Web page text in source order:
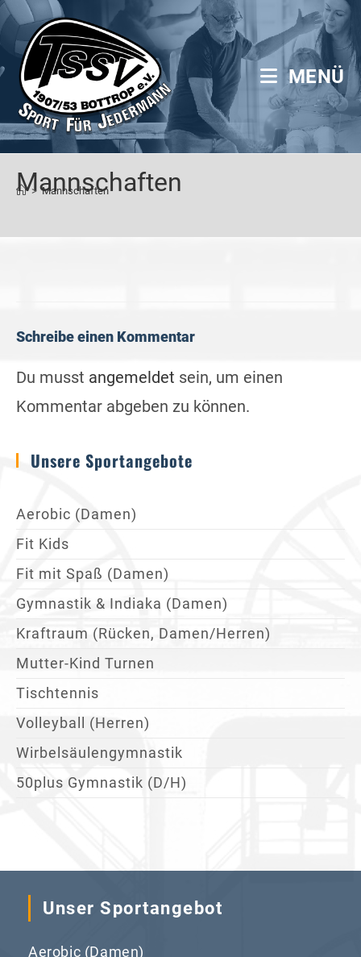
Zum
Inhalt
springen
MENÜ
Mannschaften
> Mannschaften
Schreibe einen Kommentar
Du musst angemeldet sein, um einen
Kommentar abgeben zu können.
Unsere Sportangebote
Aerobic (Damen)
Fit Kids
Fit mit Spaß (Damen)
Gymnastik & Indiaka (Damen)
Kraftraum (Rücken, Damen/Herren)
Mutter-Kind Turnen
Tischtennis
Volleyball (Herren)
Wirbelsäulengymnastik
50plus Gymnastik (D/H)
Unser Sportangebot
Aerobic (Damen)